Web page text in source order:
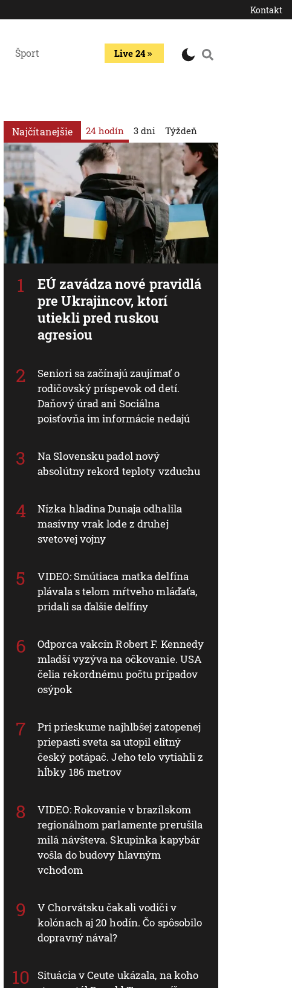
Kontakt
Šport Live 24
Najčítanejšie 24 hodín
EÚ zavádza nové pravidlá
pre Ukrajincov, ktorí
utiekli pred ruskou
agresiou
Seniori sa začínajú zaujímať o
rodičovský príspevok od detí.
Daňový úrad ani Sociálna
poisťovňa im informácie nedajú
Na Slovensku padol nový
absolútny rekord teploty vzduchu
Nízka hladina Dunaja odhalila
masívny vrak lode z druhej
svetovej vojny
VIDEO: Smútiaca matka delfína
plávala s telom mŕtveho mláďaťa,
pridali sa ďalšie delfíny
Odporca vakcín Robert F. Kennedy
mladší vyzýva na očkovanie. USA
čelia rekordnému počtu prípadov
osýpok
Pri prieskume najhlbšej zatopenej
priepasti sveta sa utopil elitný
český potápač. Jeho telo vytiahli z
hĺbky 186 metrov
VIDEO: Rokovanie v brazílskom
regionálnom parlamente prerušila
milá návšteva. Skupinka kapybár
vošla do budovy hlavným
vchodom
V Chorvátsku čakali vodiči v
kolónach aj 20 hodín. Čo spôsobilo
dopravný nával?
Situácia v Ceute ukázala, na koho
3 dni Týždeň